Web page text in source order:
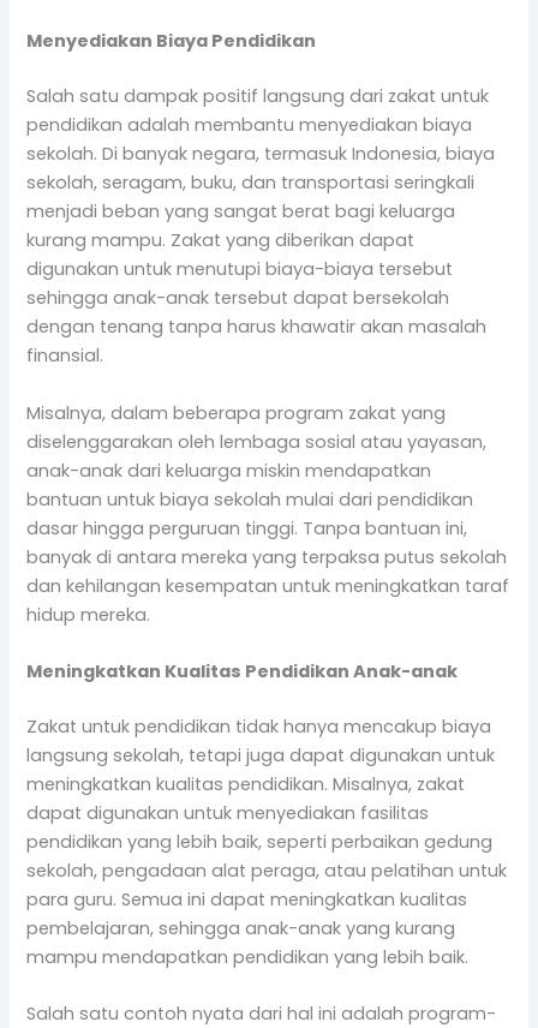
Menyediakan Biaya Pendidikan
Salah satu dampak positif langsung dari zakat untuk
pendidikan adalah membantu menyediakan biaya
sekolah. Di banyak negara, termasuk Indonesia, biaya
sekolah, seragam, buku, dan transportasi seringkali
menjadi beban yang sangat berat bagi keluarga
kurang mampu. Zakat yang diberikan dapat
digunakan untuk menutupi biaya-biaya tersebut
sehingga anak-anak tersebut dapat bersekolah
dengan tenang tanpa harus khawatir akan masalah
finansial.
Misalnya, dalam beberapa program zakat yang
diselenggarakan oleh lembaga sosial atau yayasan,
anak-anak dari keluarga miskin mendapatkan
bantuan untuk biaya sekolah mulai dari pendidikan
dasar hingga perguruan tinggi. Tanpa bantuan ini,
banyak di antara mereka yang terpaksa putus sekolah
dan kehilangan kesempatan untuk meningkatkan taraf
hidup mereka.
Meningkatkan Kualitas Pendidikan Anak-anak
Zakat untuk pendidikan tidak hanya mencakup biaya
langsung sekolah, tetapi juga dapat digunakan untuk
meningkatkan kualitas pendidikan. Misalnya, zakat
dapat digunakan untuk menyediakan fasilitas
pendidikan yang lebih baik, seperti perbaikan gedung
sekolah, pengadaan alat peraga, atau pelatihan untuk
para guru. Semua ini dapat meningkatkan kualitas
pembelajaran, sehingga anak-anak yang kurang
mampu mendapatkan pendidikan yang lebih baik.
Salah satu contoh nyata dari hal ini adalah program-